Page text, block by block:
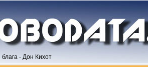
- Дон Кихот